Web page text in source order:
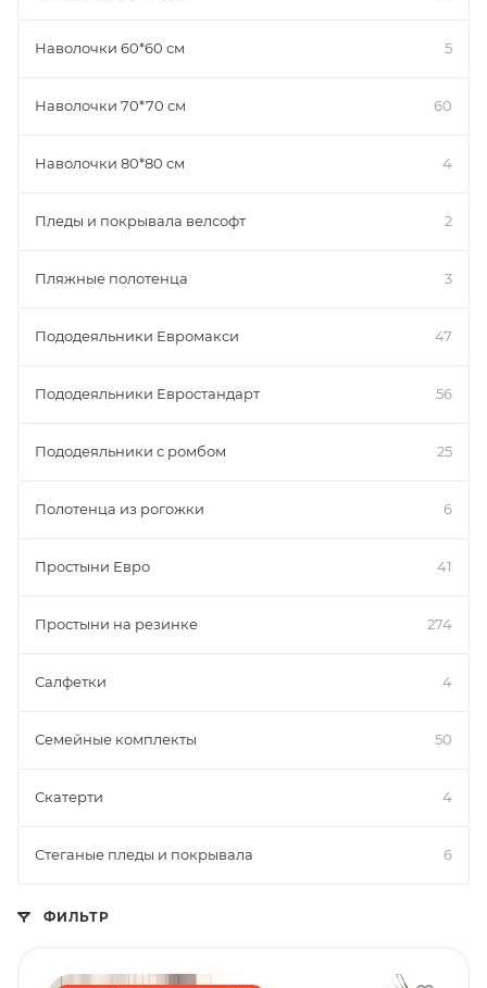
Наволочки 60*60 см 5
Наволочки 70*70 см 60
Наволочки 80*80 см 4
Пледы и покрывала велсофт 2
Пляжные полотенца 3
Пододеяльники Евромакси 47
Пододеяльники Евростандарт 56
Пододеяльники с ромбом 25
Полотенца из рогожки 6
Простыни Евро 41
Простыни на резинке 274
Салфетки 4
Семейные комплекты 50
Скатерти 4
Стеганые пледы и покрывала 6
ФИЛЬТР